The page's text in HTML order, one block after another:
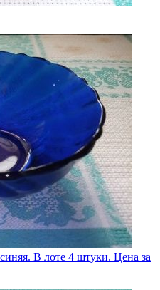
В лоте 4 штуки. Цена за